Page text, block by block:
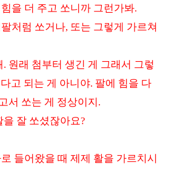
을 더 주고 쏘니까 그런가봐.
처럼 쏘거나, 또는 그렇게 가르쳐
. 원래 첨부터 생긴 게 그래서 그렇
고 되는 게 아니야. 팔에 힘을 다
서 쏘는 게 정상이지.
잘 쏘셨잖아요?
들어왔을 때 제제 활을 가르치시